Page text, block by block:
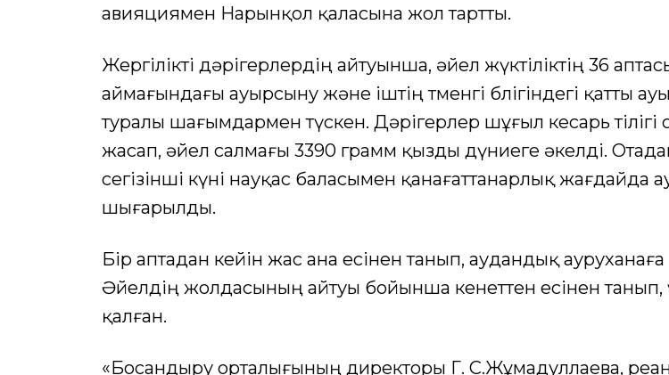
авияциямен Нарынқол қаласына жол тартты.
Жергілікті дәрігерлердің айтуынша, әйел жүктіліктің 36
аймағындағы ауырсыну және іштің төменгі бөлігіндегі қатты
туралы шағымдармен түскен. Дәрігерлер шұғыл кесарь тілігі
жасап, әйел салмағы 3390 грамм қызды дүниеге әкелді.
сегізінші күні науқас баласымен қанағаттанарлық жағдайда
шығарылды.
Бір аптадан кейін жас ана есінен танып, аудандық ауруханаға
Әйелдің жолдасының айтуы бойынша кенеттен есінен танып,
қалған.
«Босандыру орталығының директоры Г. С.Жұмадуллаева,